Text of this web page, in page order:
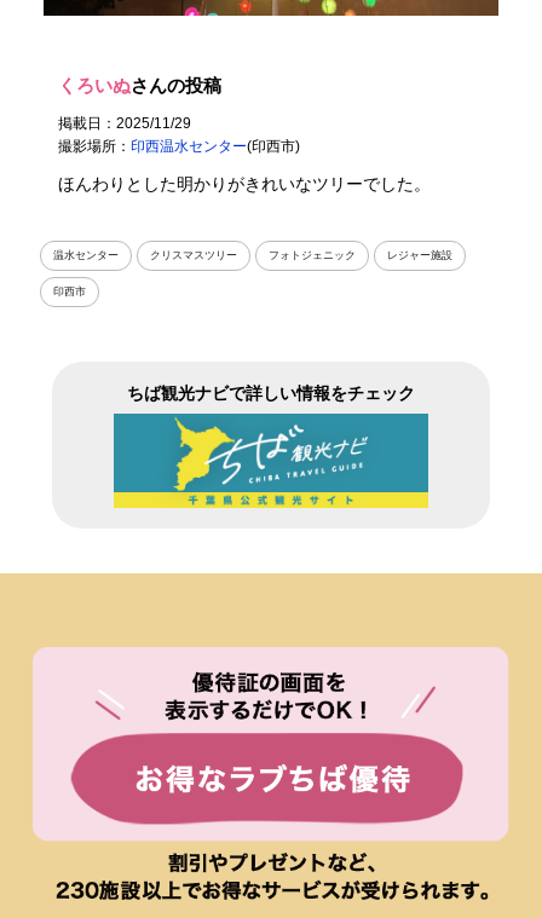
くろいぬさんの投稿
掲載日：2025/11/29
撮影場所：印西温水センター(印西市)
ほんわりとした明かりがきれいなツリーでした。
温水センター クリスマスツリー フォトジェニック レジャー施設
印西市
ちば観光ナビで詳しい情報をチェック